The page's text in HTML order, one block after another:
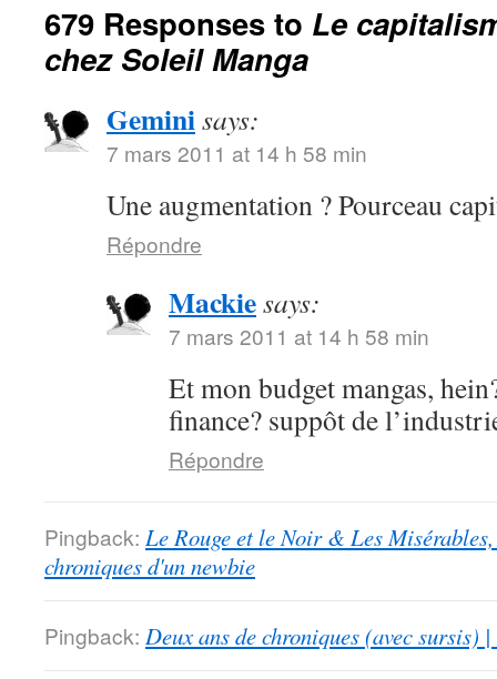
679 Responses to Le
chez Soleil Manga
Geminisays:
7 mars 2011 at 14 h 58 min
Une augmentation ? Pourceau
Répondre
Mackiesays:
7 mars 2011 at 14 h 58 min
Et mon budget mangas,
finance? suppôt de
Répondre
Pingback: Le Rouge et le Noir & Les
chroniques d'un newbie
Pingback: Deux ans de chroniques (avec sursis)